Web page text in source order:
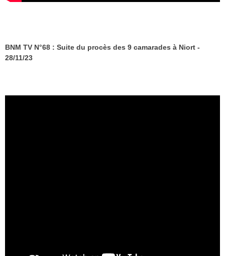
BNM TV N°68 : Suite du procès des 9 camarades à Niort -
28/11/23